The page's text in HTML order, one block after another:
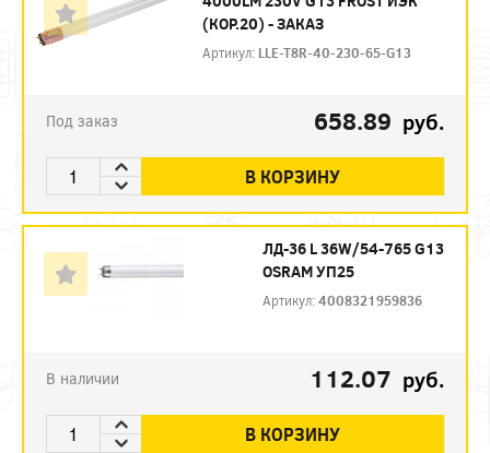
(КОР.20) - ЗАКАЗ
Артикул: LLE-T8R-40-230-65-G13
Под заказ 658.89 руб.
В КОРЗИНУ
ЛД-36 L 36W/54-765 G13
OSRAM УП25
Артикул:4008321959836
В наличии 112.07 руб.
В КОРЗИНУ